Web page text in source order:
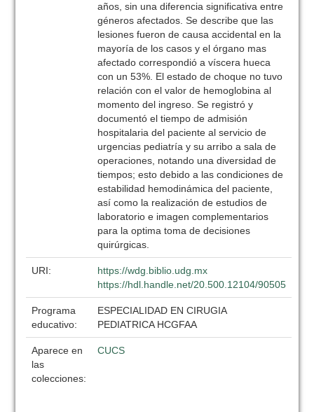
años, sin una diferencia significativa entre
géneros afectados. Se describe que las
lesiones fueron de causa accidental en la
mayoría de los casos y el órgano mas
afectado correspondió a víscera hueca
con un 53%. El estado de choque no tuvo
relación con el valor de hemoglobina al
momento del ingreso. Se registró y
documentó el tiempo de admisión
hospitalaria del paciente al servicio de
urgencias pediatría y su arribo a sala de
operaciones, notando una diversidad de
tiempos; esto debido a las condiciones de
estabilidad hemodinámica del paciente,
así como la realización de estudios de
laboratorio e imagen complementarios
para la optima toma de decisiones
quirúrgicas.
URI:
https://wdg.biblio.udg.mx
https://hdl.handle.net/20.500.12104/90505
Programa
educativo:
ESPECIALIDAD EN CIRUGIA
PEDIATRICA HCGFAA
Aparece en
las
colecciones:
CUCS